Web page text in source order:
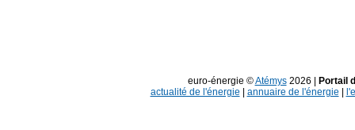
euro-énergie ©Atémys2026 |
Portail
actualité de l'énergie
annuaire de l'énergie